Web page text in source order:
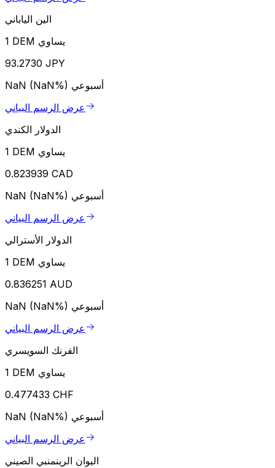
الين الياباني
1 DEM يساوي
93.2730 JPY
NaN (NaN%) أسبوعي
عرض الرسم البياني
الدولار الكندي
1 DEM يساوي
0.823939 CAD
NaN (NaN%) أسبوعي
عرض الرسم البياني
الدولار الأسترالي
1 DEM يساوي
0.836251 AUD
NaN (NaN%) أسبوعي
عرض الرسم البياني
الفرنك السويسري
1 DEM يساوي
0.477433 CHF
NaN (NaN%) أسبوعي
عرض الرسم البياني
اليوان الرينمنبي الصيني